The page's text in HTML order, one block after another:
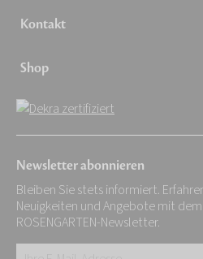
Kontakt
Shop
Newsletter abonnieren
Bleiben Sie stets informiert.
Neuigkeiten und Angebote mit dem
ROSENGARTEN-Newsletter.